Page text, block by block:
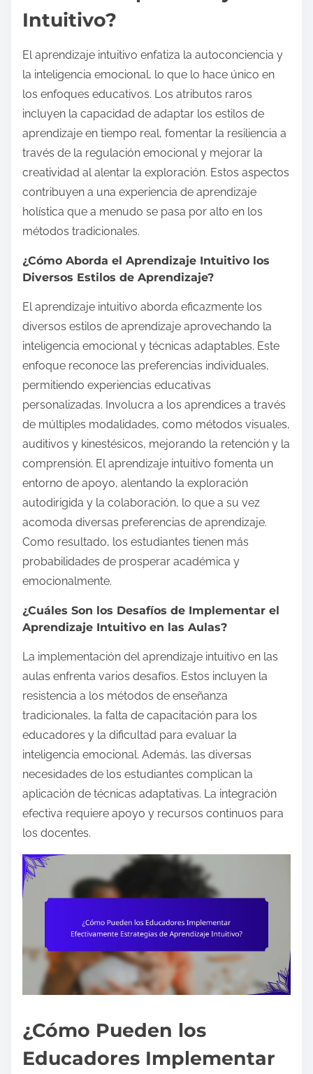
Intuitivo?
El aprendizaje intuitivo enfatiza la autoconciencia y
la inteligencia emocional, lo que lo hace único en
los enfoques educativos. Los atributos raros
incluyen la capacidad de adaptar los estilos de
aprendizaje en tiempo real, fomentar la resiliencia a
través de la regulación emocional y mejorar la
creatividad al alentar la exploración. Estos aspectos
contribuyen a una experiencia de aprendizaje
holística que a menudo se pasa por alto en los
métodos tradicionales.
¿Cómo Aborda el Aprendizaje Intuitivo los
Diversos Estilos de Aprendizaje?
El aprendizaje intuitivo aborda eficazmente los
diversos estilos de aprendizaje aprovechando la
inteligencia emocional y técnicas adaptables. Este
enfoque reconoce las preferencias individuales,
permitiendo experiencias educativas
personalizadas. Involucra a los aprendices a través
de múltiples modalidades, como métodos visuales,
auditivos y kinestésicos, mejorando la retención y la
comprensión. El aprendizaje intuitivo fomenta un
entorno de apoyo, alentando la exploración
autodirigida y la colaboración, lo que a su vez
acomoda diversas preferencias de aprendizaje.
Como resultado, los estudiantes tienen más
probabilidades de prosperar académica y
emocionalmente.
¿Cuáles Son los Desafíos de Implementar el
Aprendizaje Intuitivo en las Aulas?
La implementación del aprendizaje intuitivo en las
aulas enfrenta varios desafíos. Estos incluyen la
resistencia a los métodos de enseñanza
tradicionales, la falta de capacitación para los
educadores y la dificultad para evaluar la
inteligencia emocional. Además, las diversas
necesidades de los estudiantes complican la
aplicación de técnicas adaptativas. La integración
efectiva requiere apoyo y recursos continuos para
los docentes.
¿Cómo Pueden los
Educadores Implementar